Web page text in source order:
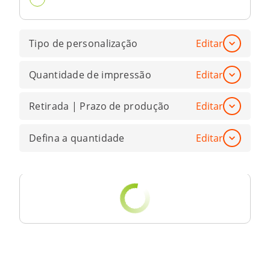
Tipo de personalização Editar
Quantidade de impressão Editar
Retirada | Prazo de produção Editar
Defina a quantidade Editar